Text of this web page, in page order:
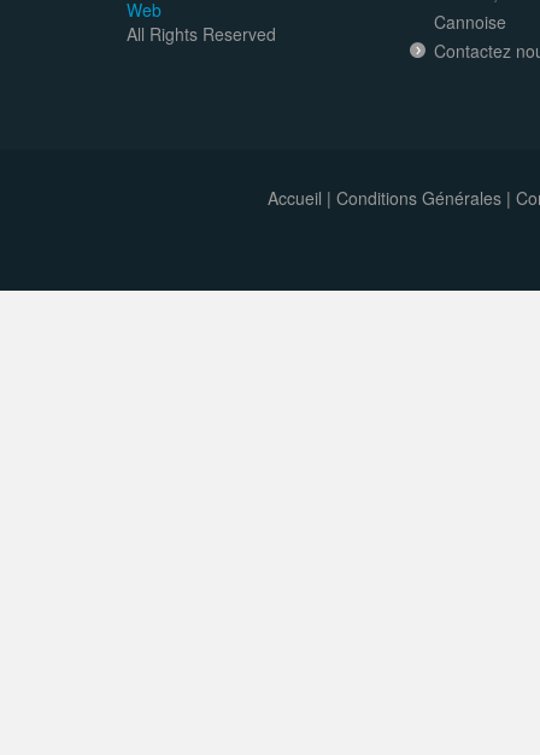
Web
All Rights Reserved
Cannoise
Contactez
Accueil | Conditions Générales|